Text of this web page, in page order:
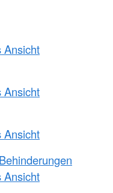
Ansicht
Ansicht
Ansicht
Ansicht